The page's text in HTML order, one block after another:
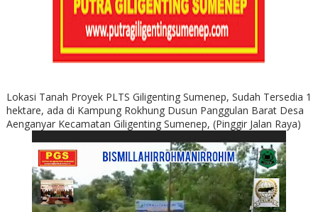
Lokasi Tanah Proyek PLTS Giligenting Sumenep, Sudah Tersedia 1
hektare, ada di Kampung Rokhung Dusun Panggulan Barat Desa
Aenganyar Kecamatan Giligenting Sumenep, (Pinggir Jalan Raya)